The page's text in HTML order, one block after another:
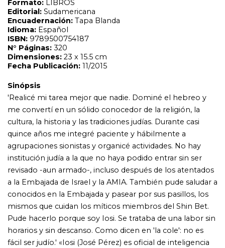
agrupaciones sionistas y organicé actividades. No hay
institución judía a la que no haya podido entrar sin ser
revisado -aun armado-, incluso después de los atentados
a la Embajada de Israel y la AMIA. También pude saludar a
conocidos en la Embajada y pasear por sus pasillos, los
mismos que cuidan los míticos miembros del Shin Bet.
Pude hacerlo porque soy Iosi. Se trataba de una labor sin
fácil ser judío.' «Iosi (José Pérez) es oficial de inteligencia
de la Policía Federal, y sus superiores le dieron la misión
de fisgonear en la colectividad judía cómo marchaba 'El
Plan Andinia', una superchería ultramontana que sostiene
que Israel pretende crear un segundo estado en la
Patagonia. Aprendió hebreo y lo necesario para pasar
como uno más de la comunidad, dirigió instituciones, se
casó con una judía, levantó planos de la AMIA y sus
puntos sensibles, que acaso sirvieron para perpetrar el
atentado: vio a sus superiores manipular esa
documentación tiempo antes de la explosión en la calle
Pasteur. Iosi terminó hurgando sobre sí mismo y
confesó todo a los periodistas Miriam Lewin y Horacio
Lutzky, quienes indagaron durante años la historia y
pudieron escribir este relato original y sensacional.»
Isidoro Gilbert